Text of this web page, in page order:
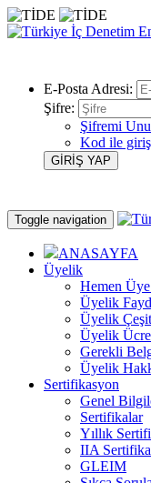
E-Posta Adresi:
Şifre:
Şifremi
Kod ile
Toggle navigation
ANASAYFA
Üyelik
Hemen
Üyelik
Üyelik
Üyelik
Gerekli
Üyelik
Sertifikasyon
Genel
Sertifikalar
Yıllık
IIA
GLEIM